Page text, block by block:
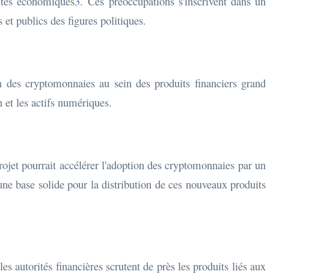
et publics des figures politiques.
cryptomonnaies au sein des produits financiers grand
et les actifs numériques.
pourrait accélérer l'adoption des cryptomonnaies par un
base solide pour la distribution de ces nouveaux produits
autorités financières scrutent de près les produits liés aux